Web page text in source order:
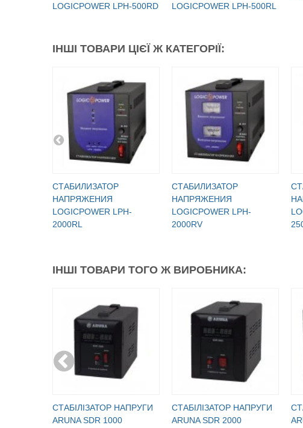
LOGICPOWER LPH-500RD
LOGICPOWER LPH-500RL
ІНШІ ТОВАРИ ЦІЄЇ Ж КАТЕГОРІЇ:
СТАБИЛИЗАТОР
НАПРЯЖЕНИЯ
LOGICPOWER LPH-
2000RL
СТАБИЛИЗАТОР
НАПРЯЖЕНИЯ
LOGICPOWER LPH-
2000RV
ІНШІ ТОВАРИ ТОГО Ж ВИРОБНИКА:
CТАБІЛІЗАТОР НАПРУГИ
ARUNA SDR 1000
CТАБІЛІЗАТОР НАПРУГИ
ARUNA SDR 2000